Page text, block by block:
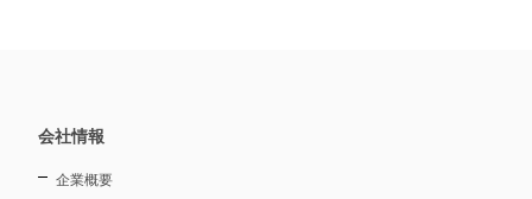
会社情報
企業概要